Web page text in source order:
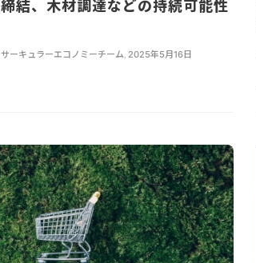
結、木材調達などの持続可能性
ーキュラーエコノミーチーム 2025年5月16日